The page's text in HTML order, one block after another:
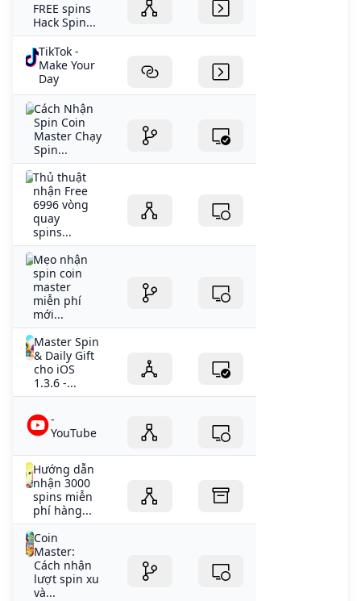
FREE spins
Hack Spin...
TikTok -
Make Your
Day
Cách Nhận
Spin Coin
Master Chạy
Spin...
Thủ thuật
nhận Free
6996 vòng
quay
spins...
Mẹo nhận
spin coin
master
miễn phí
mới...
Master Spin
& Daily Gift
cho iOS
1.3.6 -...
-
YouTube
Hướng dẫn
nhận 3000
spins miễn
phí hàng...
Coin
Master:
Cách nhận
lượt spin xu
và...